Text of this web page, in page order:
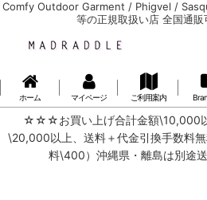
Comfy Outdoor Garment / Phigvel /
等の正規取扱い店 全国通販
ホーム マイページ ご利用案内
☆☆☆お買い上げ合計金額\10,000
\20,000以上、送料＋代金引換手数料
料\400）沖縄県・離島は別